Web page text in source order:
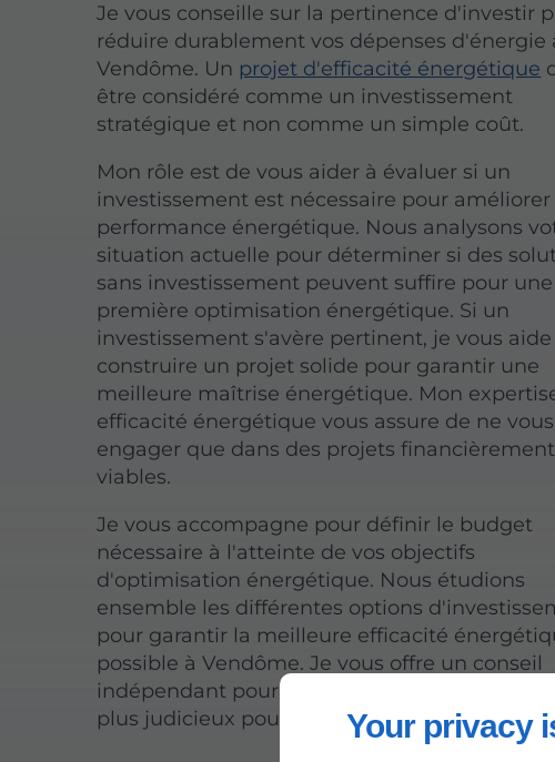
Your privacy
Je vous conseille sur la pertinence d'investir
réduire durablement vos dépenses d'énergie
Vendôme. Un projet d'efficacité énergétique
être considéré comme un investissement
stratégique et non comme un simple coût.
Mon rôle est de vous aider à évaluer si un
investissement est nécessaire pour améliorer
performance énergétique. Nous analysons
situation actuelle pour déterminer si des
sans investissement peuvent suffire pour une
première optimisation énergétique. Si un
investissement s'avère pertinent, je vous aide
construire un projet solide pour garantir une
meilleure maîtrise énergétique. Mon
efficacité énergétique vous assure de ne vous
engager que dans des projets financièrement
viables.
Je vous accompagne pour définir le budget
nécessaire à l'atteinte de vos objectifs
d'optimisation énergétique. Nous étudions
ensemble les différentes options
pour garantir la meilleure efficacité
possible à Vendôme. Je vous offre un conseil
indépendant pour faire le choix
plus judicieux pour votre maîtrise